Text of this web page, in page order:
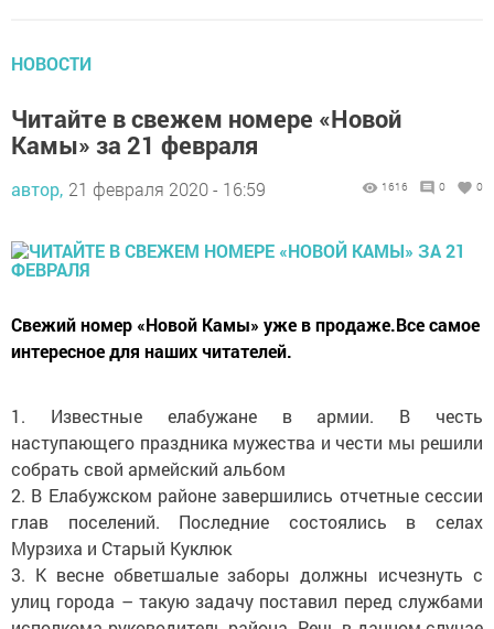
НОВОСТИ
Читайте в свежем номере «Новой
Камы» за 21 февраля
автор, 21 февраля 2020 - 16:59 1616 0 0
Свежий номер «Новой Камы» уже в продаже.Все самое
интересное для наших читателей.
1. Известные елабужане в армии. В честь
наступающего праздника мужества и чести мы решили
собрать свой армейский альбом
2. В Елабужском районе завершились отчетные сессии
глав поселений. Последние состоялись в селах
Мурзиха и Старый Куклюк
3. К весне обветшалые заборы должны исчезнуть с
улиц города – такую задачу поставил перед службами